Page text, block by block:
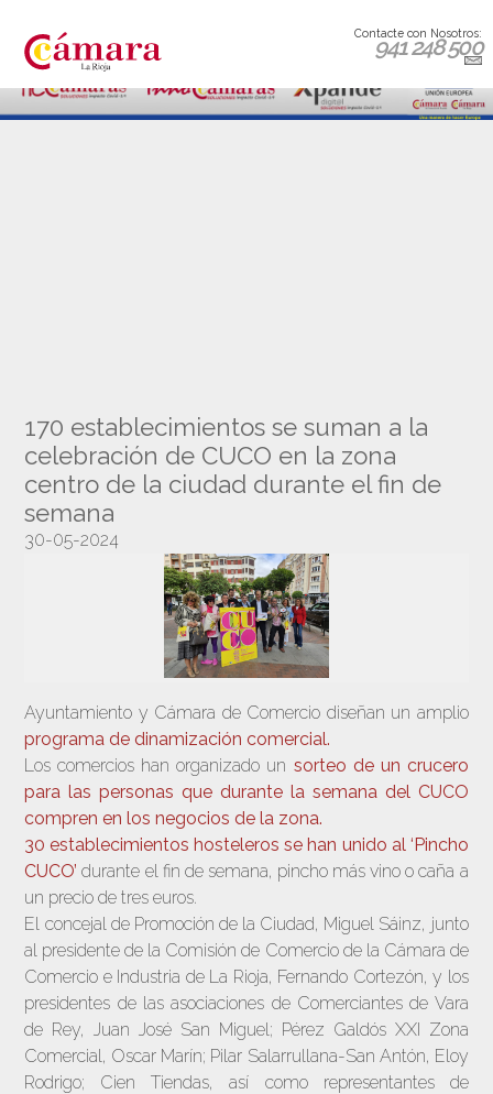
Contacte con Nosotros:
941 248 500
170 establecimientos se suman a la
celebración de CUCO en la zona
centro de la ciudad durante el fin de
semana
30-05-2024
Ayuntamiento y Cámara de Comercio diseñan un amplio
programa de dinamización comercial.
Los comercios han organizado un sorteo de un crucero
para las personas que durante la semana del CUCO
compren en los negocios de la zona.
30 establecimientos hosteleros se han unido al ‘Pincho
CUCO’ durante el fin de semana, pincho más vino o caña a
un precio de tres euros.
El concejal de Promoción de la Ciudad, Miguel Sáinz, junto
al presidente de la Comisión de Comercio de la Cámara de
Comercio e Industria de La Rioja, Fernando Cortezón, y los
presidentes de las asociaciones de Comerciantes de Vara
de Rey, Juan José San Miguel; Pérez Galdós XXI Zona
Comercial, Oscar Marín; Pilar Salarrullana-San Antón, Eloy
Rodrigo; Cien Tiendas, así como representantes de